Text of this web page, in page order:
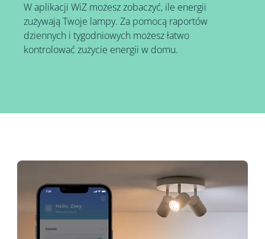
W aplikacji WiZ możesz zobaczyć, ile energii
zużywają Twoje lampy. Za pomocą raportów
dziennych i tygodniowych możesz łatwo
kontrolować zużycie energii w domu.